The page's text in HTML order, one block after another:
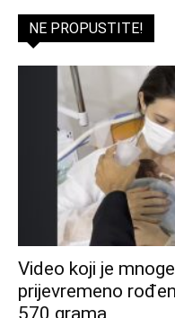
NE PROPUSTITE!
Video koji je
prijevremeno
570 grama